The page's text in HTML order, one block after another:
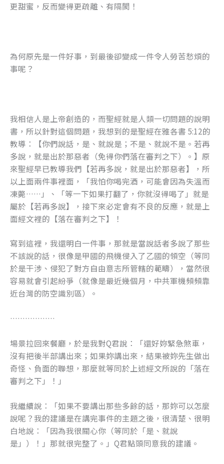
更甜蜜，反而變得更疏離、有隔閡！
為何原先是一件好事，到最後卻變成一件令人勞苦愁煩的
事呢？
我相信人是上帝創造的，而聖經就是人類一切問題的說明
書，所以針對這個問題，我想到的是聖經在雅各書 5:12的
教導：【你們說話，是、就說是；不是、就說不是。若再
多說，就是出於那惡者（免得你們落在審判之下）。】原
來聖經早已教導我們【若再多說，就是出於那惡者】，所
以上面兩件事裡面，「我怕你喝完酒，可能會因為失溫而
凍斃……」、「等一下如果打翻了，你就沒得喝了」就是
屬於【若再多說】，接下來必定會有不良的反應，就是上
面經文裡的【落在審判之下】！
寫到這裡，我還明白一件事，那就是當說話者多說了那些
不該說的話，很像是甲國的飛機侵入了乙國的領空（等同
於是干涉、侵犯了對方自由意志所管轄的範疇），當然很
容易就會引起紛爭（就像是最近幾個月，中共軍機頻頻靠
近台灣的防空識別區）。
………………
場景拉回來餐廳，於是我對Q君說：「還好妳緊急煞車，
沒有把後半部講出來；如果妳講出來，結果被妳先生做出
奇怪、負面的聯想，那麼就等同於上述經文所說的「落在
審判之下」！」
我繼續說：「如果不要講出那些多餘的話，那妳可以怎麼
說呢？我的建議是在講完事件的主題之後，很清楚、很明
白地說：「因為我很關心你（等同於「是、就說
是」）！」那就很完整了。」Q君點頭同意我的建議。